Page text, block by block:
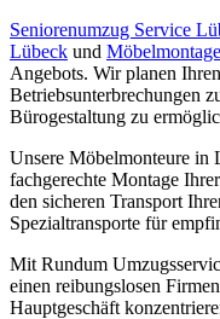
Seniorenumzug Service
Lübeck und
Angebots. Wir planen
Betriebsunterbrechungen
Bürogestaltung zu
Unsere Möbelmonteure in
fachgerechte Montage
den sicheren Transport
Spezialtransporte für
Mit Rundum
einen reibungslosen
Hauptgeschäft